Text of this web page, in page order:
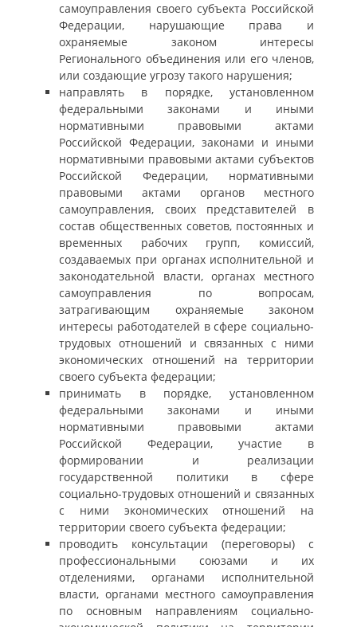
самоуправления своего субъекта Российской
Федерации, нарушающие права и
охраняемые законом интересы
Регионального объединения или его членов,
или создающие угрозу такого нарушения;
направлять в порядке, установленном
федеральными законами и иными
нормативными правовыми актами
Российской Федерации, законами и иными
нормативными правовыми актами субъектов
Российской Федерации, нормативными
правовыми актами органов местного
самоуправления, своих представителей в
состав общественных советов, постоянных и
временных рабочих групп, комиссий,
создаваемых при органах исполнительной и
законодательной власти, органах местного
самоуправления по вопросам,
затрагивающим охраняемые законом
интересы работодателей в сфере социально-
трудовых отношений и связанных с ними
экономических отношений на территории
своего субъекта федерации;
принимать в порядке, установленном
федеральными законами и иными
нормативными правовыми актами
Российской Федерации, участие в
формировании и реализации
государственной политики в сфере
социально-трудовых отношений и связанных
с ними экономических отношений на
территории своего субъекта федерации;
проводить консультации (переговоры) с
профессиональными союзами и их
отделениями, органами исполнительной
власти, органами местного самоуправления
по основным направлениям социально-